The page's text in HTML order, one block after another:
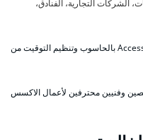
التجارية، الفنادق،
هذا ونقدم اعمال البرمجة وتوصيل جهاز Access Control بالحاسوب وتنظيم التوقيت من
وفنيين محترفين لأعمال الاكسس